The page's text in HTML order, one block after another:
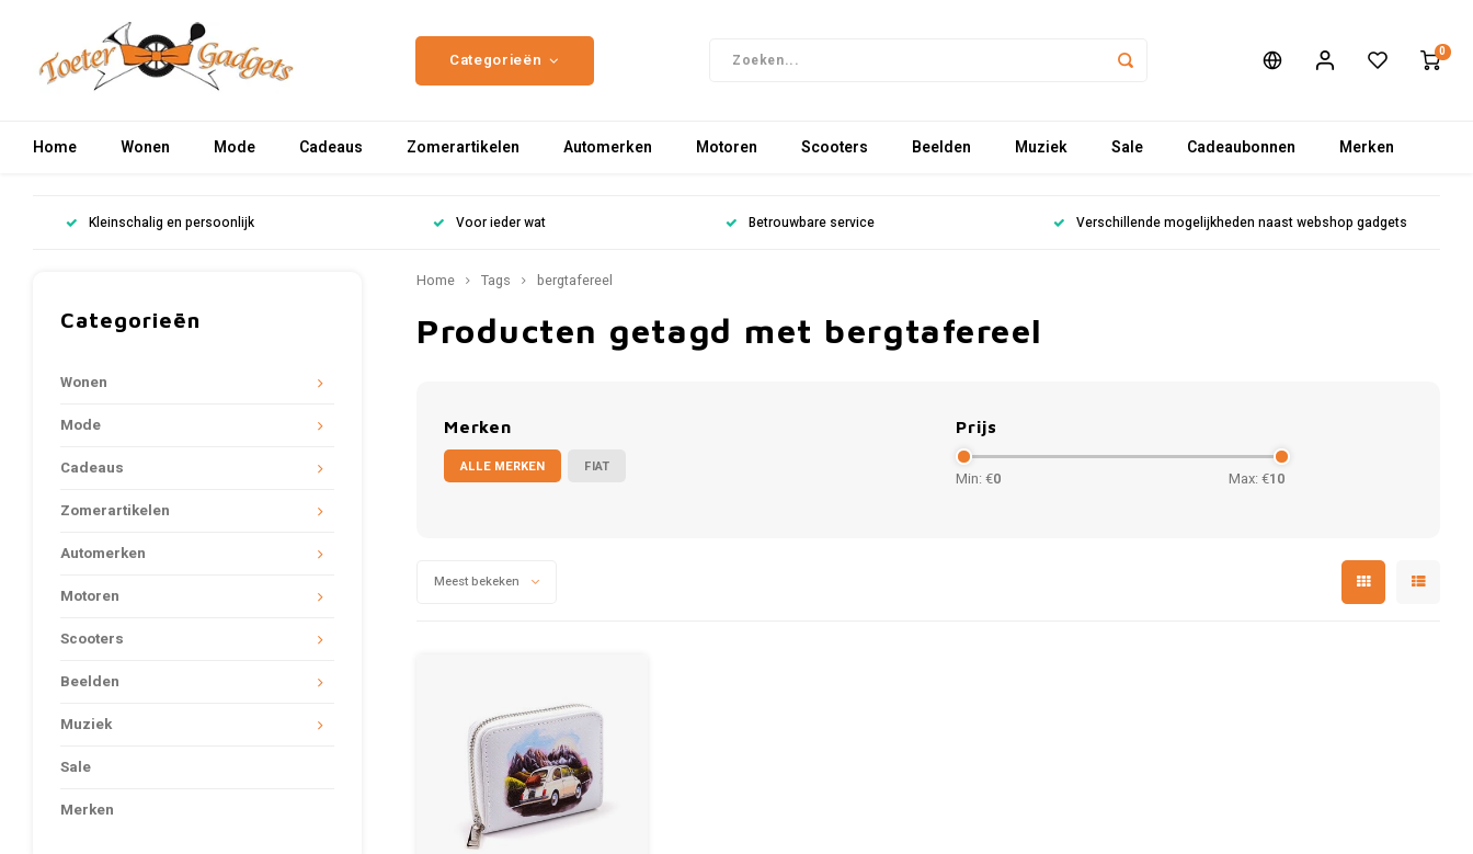
Categorieën 0
Home Wonen Mode Cadeaus Zomerartikelen Automerken Motoren Scooters Beelden Muziek Sale Cadeaubonnen Merken
Kleinschalig en persoonlijk Voor ieder wat Betrouwbare service Verschillende mogelijkheden naast webshop gadgets
Categorieën
Wonen
Mode
Cadeaus
Zomerartikelen
Automerken
Motoren
Scooters
Beelden
Muziek
Sale
Merken
Home Tags bergtafereel
Producten getagd met bergtafereel
Merken
ALLE MERKEN FIAT
Prijs
Min: €0 Max: €10
Meest bekeken